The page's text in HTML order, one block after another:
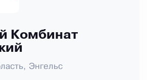
Комбинат
Энгельс